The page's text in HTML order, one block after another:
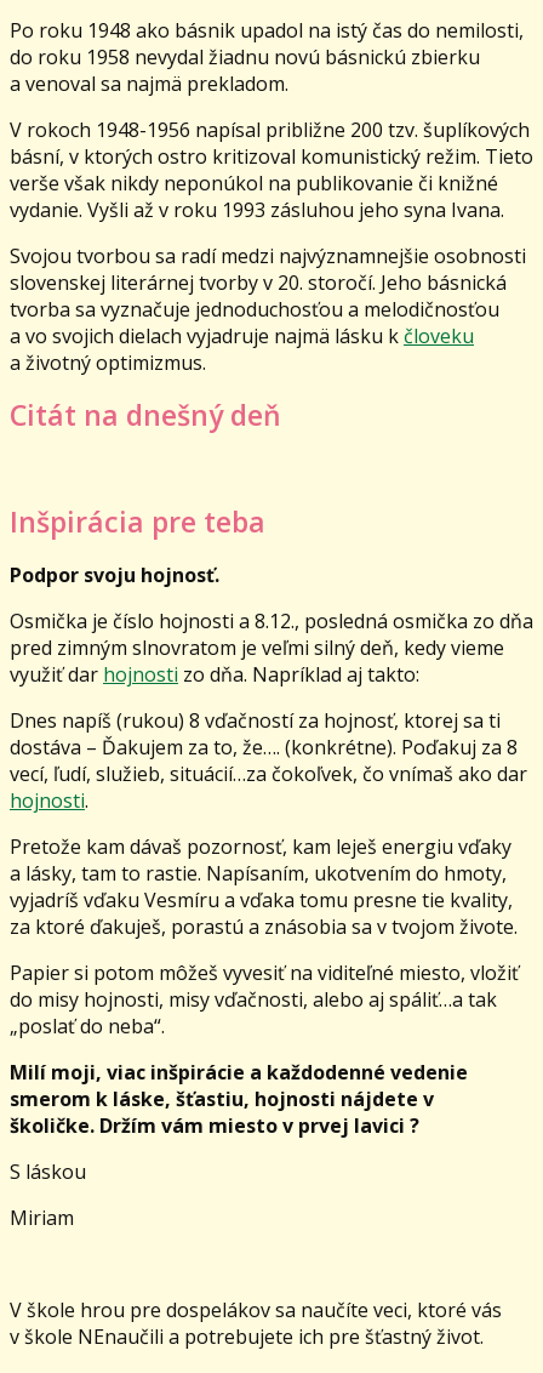
Po roku 1948 ako básnik upadol na istý čas do nemilosti,
do roku 1958 nevydal žiadnu novú básnickú zbierku
a venoval sa najmä prekladom.
V rokoch 1948-1956 napísal približne 200 tzv. šuplíkových
básní, v ktorých ostro kritizoval komunistický režim. Tieto
verše však nikdy neponúkol na publikovanie či knižné
vydanie. Vyšli až v roku 1993 zásluhou jeho syna Ivana.
Svojou tvorbou sa radí medzi najvýznamnejšie osobnosti
slovenskej literárnej tvorby v 20. storočí. Jeho básnická
tvorba sa vyznačuje jednoduchosťou a melodičnosťou
a vo svojich dielach vyjadruje najmä lásku k človeku
a životný optimizmus.
Citát na dnešný deň
Inšpirácia pre teba
Podpor svoju hojnosť.
Osmička je číslo hojnosti a 8.12., posledná osmička zo dňa
pred zimným slnovratom je veľmi silný deň, kedy vieme
využiť dar hojnosti zo dňa. Napríklad aj takto:
Dnes napíš (rukou) 8 vďačností za hojnosť, ktorej sa ti
dostáva – Ďakujem za to, že…. (konkrétne). Poďakuj za 8
vecí, ľudí, služieb, situácií…za čokoľvek, čo vnímaš ako dar
hojnosti.
Pretože kam dávaš pozornosť, kam leješ energiu vďaky
a lásky, tam to rastie. Napísaním, ukotvením do hmoty,
vyjadríš vďaku Vesmíru a vďaka tomu presne tie kvality,
za ktoré ďakuješ, porastú a znásobia sa v tvojom živote.
Papier si potom môžeš vyvesiť na viditeľné miesto, vložiť
do misy hojnosti, misy vďačnosti, alebo aj spáliť…a tak
„poslať do neba“.
Milí moji, viac inšpirácie a každodenné vedenie
smerom k láske, šťastiu, hojnosti nájdete v
školičke. Držím vám miesto v prvej lavici ?
S láskou
Miriam
V škole hrou pre dospelákov sa naučíte veci, ktoré vás
v škole NEnaučili a potrebujete ich pre šťastný život.